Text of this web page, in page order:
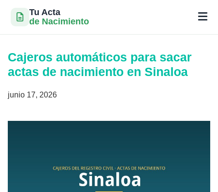
Tu Acta
de Nacimiento
contenido
Cajeros automáticos para sacar
actas de nacimiento en Sinaloa
junio 17, 2026